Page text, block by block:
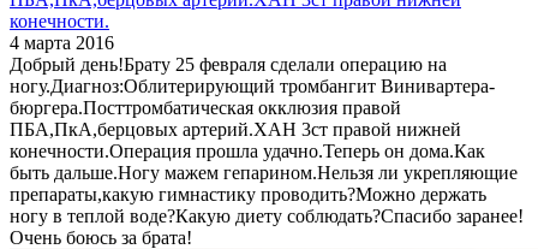
конечности.
4 марта 2016
Добрый день!Брату 25 февраля сделали операцию на
ногу.Диагноз:Облитерирующий тромбангит Винивартера-
бюргера.Посттромбатическая окклюзия правой
ПБА,ПкА,берцовых артерий.ХАН 3ст правой нижней
конечности.Операция прошла удачно.Теперь он дома.Как
быть дальше.Ногу мажем гепарином.Нельзя ли укрепляющие
препараты,какую гимнастику проводить?Можно держать
ногу в теплой воде?Какую диету соблюдать?Спасибо заранее!
Очень боюсь за брата!